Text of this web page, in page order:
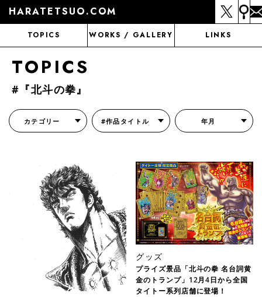
HARATETSUO.COM
TOPICS WORKS / GALLERY LINKS
TOPICS
#『北斗の拳』
カテゴリー #作品タイトル 年月
グッズ
プライズ景品「北斗の拳 名台詞黄
金のトランプ」12月4日から全国
タイトー系列店舗に登場！